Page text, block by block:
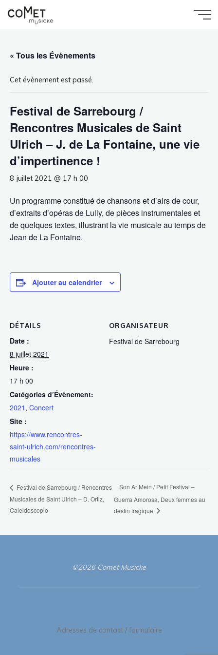
Festival de Sarrebourg / Rencontres Musicales de
« Tous les Évènements
Cet évènement est passé.
Festival de Sarrebourg /
Rencontres Musicales de Saint
Ulrich – J. de La Fontaine, une vie
d’impertinence !
8 juillet 2021 @ 17 h 00
Un programme constitué de chansons et d’airs de cour,
d’extraits d’opéras de Lully, de pièces instrumentales et
de quelques textes, illustrant la vie musicale au temps de
Jean de La Fontaine.
Ajouter au calendrier
DÉTAILS
Date :
8 juillet 2021
Heure :
17 h 00
Catégories d’Évènement:
2021 , Concert
Site :
https://www.rencontres-
saint-ulrich.com/rencontres-
musicales
ORGANISATEUR
Festival de Sarrebourg
Festival de Sarrebourg / Rencontres
Musicales de Saint Ulrich – D. Ortiz,
Caleidoscopio
Son Ar Mein / Petit Festival –
Guerra Amorosa, Deux femmes au
destin tragique
©2026 Comet Musicke
Adresses de contact / formulaire